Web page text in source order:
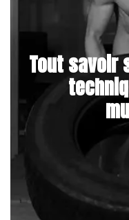
Tout savoir